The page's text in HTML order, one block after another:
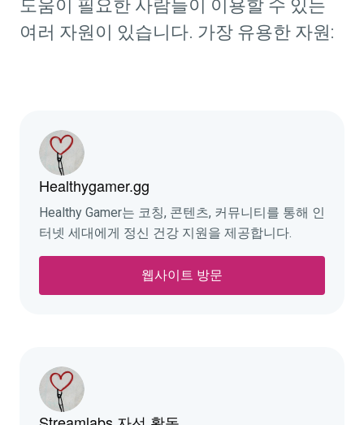
도움이 필요한 사람들이 이용할 수 있는
여러 자원이 있습니다. 가장 유용한 자원:
Healthygamer.gg
Healthy Gamer는 코칭, 콘텐츠, 커뮤니티를 통해 인
터넷 세대에게 정신 건강 지원을 제공합니다.
웹사이트 방문